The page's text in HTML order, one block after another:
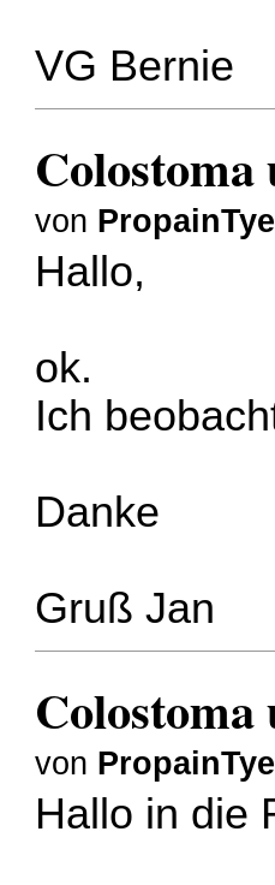
VG Bernie
Colostoma
von
Hallo,
ok.
Ich
Danke
Gruß Jan
Colostoma
von
Hallo in die